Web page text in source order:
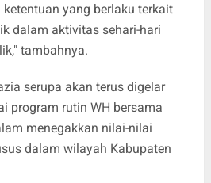
yang berlaku terkait
dalam aktivitas sehari-hari
tambahnya.
serupa akan terus digelar
program rutin WH bersama
menegakkan nilai-nilai
dalam wilayah Kabupaten